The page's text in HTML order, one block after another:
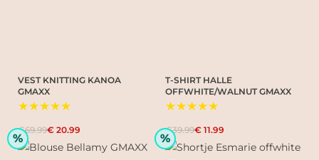
VEST KNITTING KANOA
GMAXX
★★★★★
€69.99€ 20.99
T-SHIRT HALLE
OFFWHITE/WALNUT GMAXX
★★★★★
€39.99€ 11.99
% %